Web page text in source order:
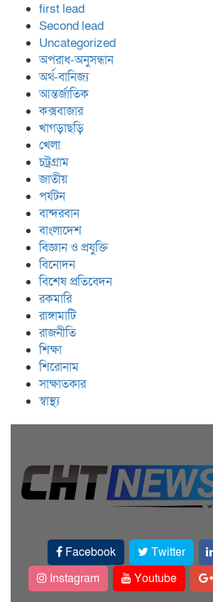
first lead
Second lead
Uncategorized
অপরাধ-অনুসন্ধান
অর্থ-বানিজ্য
আন্তর্জাতিক
কক্সবাজার
খাগড়াছড়ি
খেলা
চট্রগ্রাম
জাতীয়
পর্যটন
বান্দরবান
বাংলাদেশ
বিজ্ঞান ও প্রযুক্তি
বিনোদন
বিশেষ প্রতিবেদন
রকমারি
রাঙ্গামাটি
রাজনীতি
শিক্ষা
শিরোনাম
সাক্ষাতকার
স্বাস্থ্য
Facebook Twitter
Instagram
Youtube